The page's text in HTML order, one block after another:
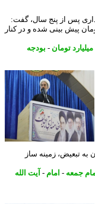
پس از پنج سال، گفت:
هزار و 600 میلیارد تومان پیش بینی شده و در کنار
تومان-بودجه
زمینه ساز
-امام -آیت الله